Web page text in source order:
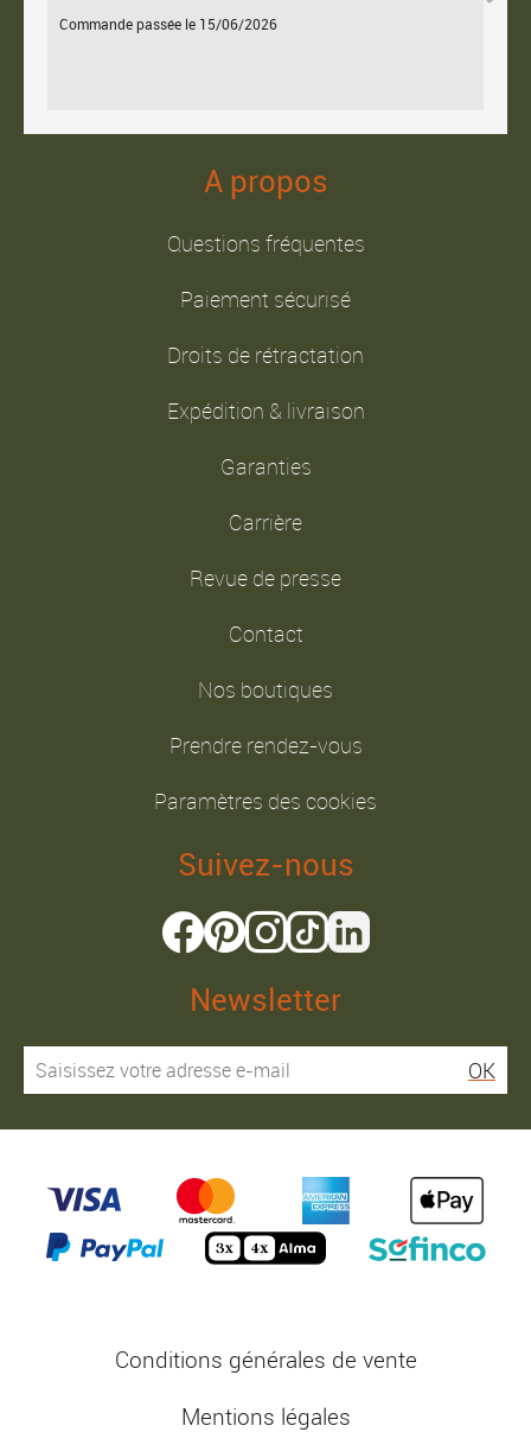
Commande passée le 15/06/2026
A propos
Questions fréquentes
Paiement sécurisé
Droits de rétractation
Expédition & livraison
Garanties
Carrière
Revue de presse
Contact
Nos boutiques
Prendre rendez-vous
Paramètres des cookies
Suivez-nous
Newsletter
OK
Conditions générales de vente
Mentions légales